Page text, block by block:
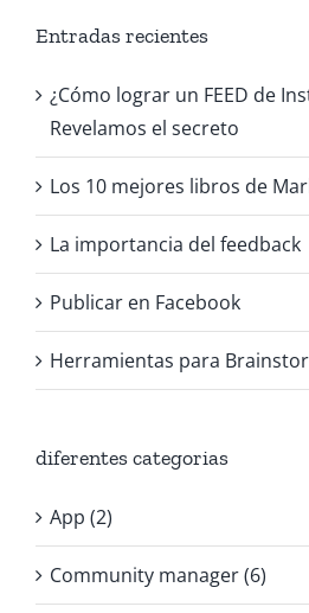
Entradas recientes
¿Cómo lograr un FEED de
Revelamos el secreto
Los 10 mejores libros de
La importancia del feedback
Publicar en Facebook
Herramientas para
diferentes categorias
App (2)
Community manager (6)